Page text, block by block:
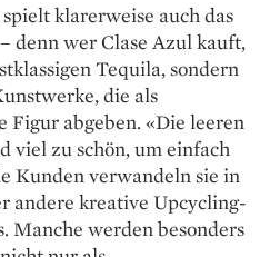
klarerweise auch das
denn wer Clase Azul kauft,
Tequila, sondern
die als
Figur abgeben. «Die leeren
viel zu schön, um einfach
Kunden verwandeln sie in
andere kreative Upcycling-
Manche werden besonders